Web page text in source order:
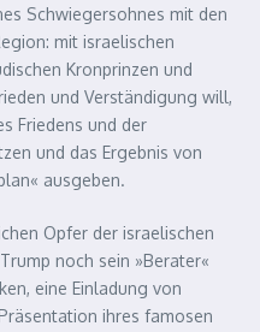
Schwiegersohnes mit den
mit israelischen
Kronprinzen und
und Verständigung will,
Friedens und der
und das Ergebnis von
ausgeben.
Opfer der israelischen
noch sein »Berater«
eine Einladung von
ihres famosen